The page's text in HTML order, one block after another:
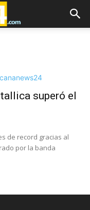
superó el
de record gracias al
por la banda